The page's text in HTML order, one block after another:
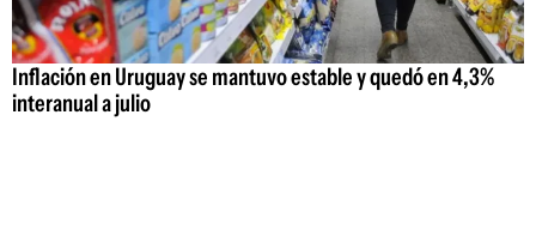
Inflación en Uruguay se mantuvo estable y quedó en 4,3%
interanual a julio